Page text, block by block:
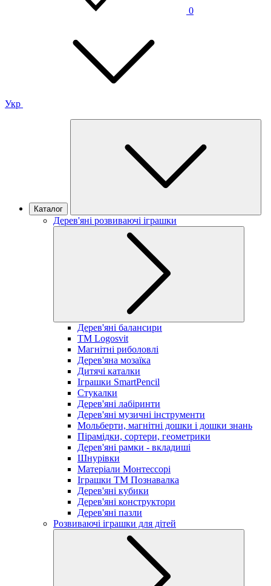
0
Укр
Каталог
Дерев'яні розвиваючі іграшки
Дерев'яні балансири
TM Logosvit
Магнітні риболовлі
Дерев'яна мозаїка
Дитячі каталки
Іграшки SmartPencil
Стукалки
Дерев'яні лабіринти
Дерев'яні музичні інструменти
Мольберти, магнітні дошки і дошки знань
Пірамідки, сортери, геометрики
Дерев'яні рамки - вкладиші
Шнурівки
Матеріали Монтессорі
Іграшки ТМ Познавалка
Дерев'яні кубики
Дерев'яні конструктори
Дерев'яні пазли
Розвиваючі іграшки для дітей